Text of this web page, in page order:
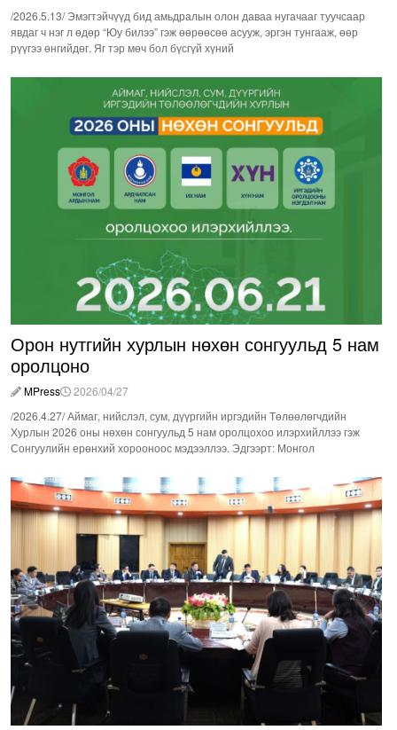
/2026.5.13/ Эмэгтэйчүүд бид амьдралын олон даваа нугачааг туучсаар
явдаг ч нэг л өдөр “Юу билээ” гэж өөрөөсөө асууж, эргэн тунгааж, өөр
рүүгээ өнгийдөг. Яг тэр мөч бол бүсгүй хүний
Орон нутгийн хурлын нөхөн сонгуульд 5 нам
оролцоно
MPress
2026/04/27
/2026.4.27/ Аймаг, нийслэл, сум, дүүргийн иргэдийн Төлөөлөгчдийн
Хурлын 2026 оны нөхөн сонгуульд 5 нам оролцохоо илэрхийллээ гэж
Сонгуулийн ерөнхий хорооноос мэдээллээ. Эдгээрт: Монгол